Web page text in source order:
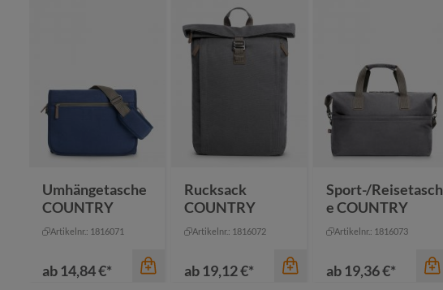
marine
mittelgrau
beige
grüngrau
+1
Umhängetasche
COUNTRY
Artikelnr.: 1816071
ab14,84 €*
Rucksack
COUNTRY
Artikelnr.: 1816072
ab19,12 €*
Sport-/Reisetasch
e COUNTRY
Artikelnr.: 1816073
ab19,36 €*